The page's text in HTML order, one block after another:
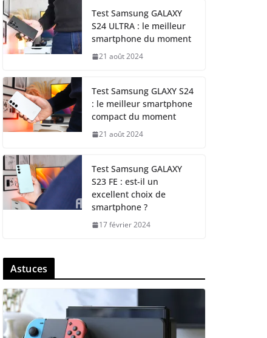
Test Samsung GALAXY
S24 ULTRA : le meilleur
smartphone du moment
21 août 2024
Test Samsung GLAXY S24
: le meilleur smartphone
compact du moment
21 août 2024
Test Samsung GALAXY
S23 FE : est-il un
excellent choix de
smartphone ?
17 février 2024
Astuces